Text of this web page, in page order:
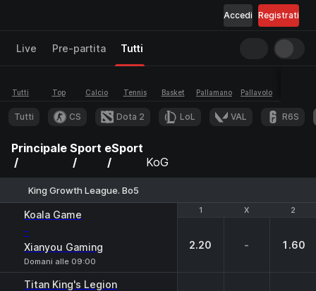
Registrati
Accedi
Live Pre-partita Tutti
Tutti Top Calcio Tennis Basket Pallamano Pallavolo
Tutti CS Dota 2 LoL VAL R6S
Principale Sport eSport
KoG
King Growth League. Bo5
1 X 2
Koala Game
-
Xianyou Gaming
Domani alle 09:00
1 X 2
2.20 - 1.60
Titan King's Legion